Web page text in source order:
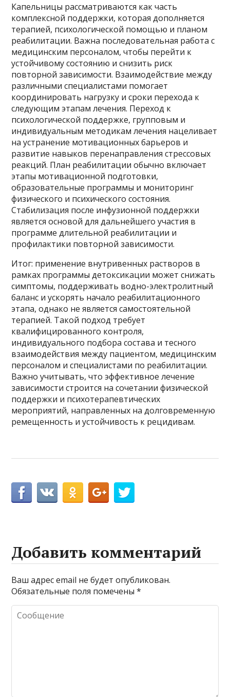
Капельницы рассматриваются как часть
комплексной поддержки, которая дополняется
терапией, психологической помощью и планом
реабилитации. Важна последовательная работа с
медицинским персоналом, чтобы перейти к
устойчивому состоянию и снизить риск
повторной зависимости. Взаимодействие между
различными специалистами помогает
координировать нагрузку и сроки перехода к
следующим этапам лечения. Переход к
психологической поддержке, групповым и
индивидуальным методикам лечения нацеливает
на устранение мотивационных барьеров и
развитие навыков перенаправления стрессовых
реакций. План реабилитации обычно включает
этапы мотивационной подготовки,
образовательные программы и мониторинг
физического и психического состояния.
Стабилизация после инфузионной поддержки
является основой для дальнейшего участия в
программе длительной реабилитации и
профилактики повторной зависимости.
Итог: применение внутривенных растворов в
рамках программы детоксикации может снижать
симптомы, поддерживать водно-электролитный
баланс и ускорять начало реабилитационного
этапа, однако не является самостоятельной
терапией. Такой подход требует
квалифицированного контроля,
индивидуального подбора состава и тесного
взаимодействия между пациентом, медицинским
персоналом и специалистами по реабилитации.
Важно учитывать, что эффективное лечение
зависимости строится на сочетании физической
поддержки и психотерапевтических
мероприятий, направленных на долговременную
ремещенность и устойчивость к рецидивам.
Добавить комментарий
Ваш адрес email не будет опубликован.
Обязательные поля помечены*